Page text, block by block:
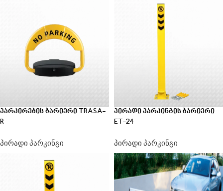
პარკირების ბარიერი TRASA-
R
პირადი პარკინგი
პირადი პარკინგის ბარიერი
ET-24
პირადი პარკინგი